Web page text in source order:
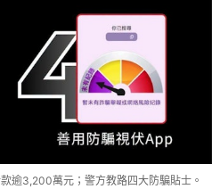
逾3,200萬元；警方教路四大防騙貼士。